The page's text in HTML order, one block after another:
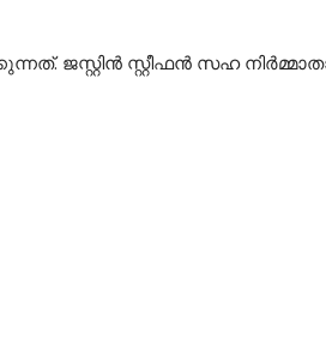
ജസ്റ്റിൻ സ്റ്റീഫൻ സഹ